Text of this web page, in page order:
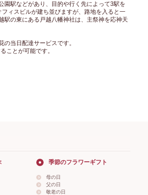
園駅などがあり、目的や行く先によって3駅を
ィスビルが建ち並びますが、路地を入ると一
駅の東にある戸越八幡神社は、主祭神を応神天
当日配達サービスです。
ことが可能です。
季節のフラワーギフト
母の日
父の日
敬老の日